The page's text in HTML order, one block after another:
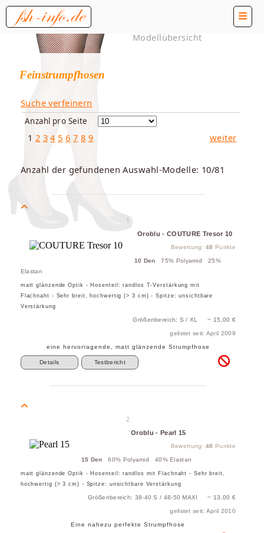
Modellübersicht
Feinstrumpfhosen
Suche verfeinern
Anzahl pro Seite
1 2 3 4 5 6 7 8 9 weiter
Anzahl der gefundenen Auswahl-Modelle: 10/81
1
Oroblu - COUTURE Tresor 10
Bewertung:48 Punkte
10 Den 75% Polyamid 25%
Elastan
matt glänzende Optik - Hosenteil: randlos T-Verstärkung mit
Flachnaht - Sehr breit, hochwertig (> 3 cm) - Spitze: unsichtbare
Verstärkung
Größenbereich: S / XL ~ 15,00 €
gelistet seit: April 2009
eine hervorragende, matt glänzende Strumpfhose
Details Testbericht
2
Oroblu - Pearl 15
Bewertung:48 Punkte
15 Den 60% Polyamid 40% Elastan
matt glänzende Optik - Hosenteil: randlos mit Flachnaht - Sehr breit,
hochwertig (> 3 cm) - Spitze: unsichtbare Verstärkung
Größenbereich: 38-40 S / 48-50 MAXI ~ 13,00 €
gelistet seit: April 2010
Eine nahezu perfekte Strumpfhose